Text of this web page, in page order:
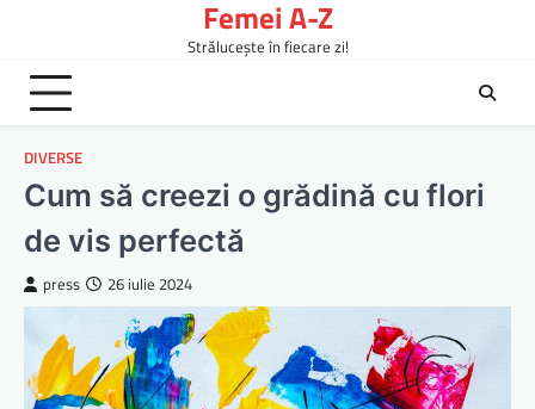
content
Femei A-Z
Strălucește în fiecare zi!
DIVERSE
Cum să creezi o grădină cu flori
de vis perfectă
press 26 iulie 2024